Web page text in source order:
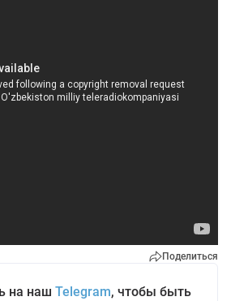
Поделиться
на наш Telegram, чтобы быть